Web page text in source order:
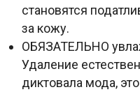
становятся
за кожу.
ОБЯЗАТЕЛЬНО
Удаление
диктовала мода,